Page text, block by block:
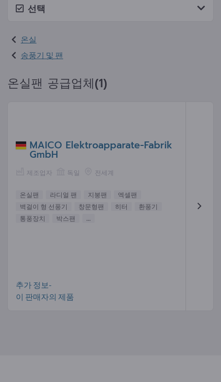
선택
온실
송풍기 및 팬
온실팬 공급업체(1)
MAICO Elektroapparate-Fabrik
GmbH
제조업자 독일 전세계
온실팬 라디얼 팬 지붕팬
엑셀팬
벽걸이 형 선풍기
창문형팬 히터
환풍기
통풍장치
박스팬 ...
추가 정보-
이 판매자의 제품